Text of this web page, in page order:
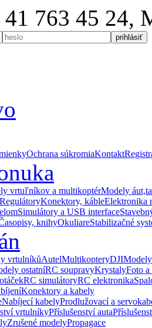
763 45 24,
Ochrana súkromiaKontakt
vrtuľníkov a multikoptérModely
RegulátoryKonektory, kábleElektronika
Simulátory a USB interface
knihyOkuliareStabilizačné
vrtulníkůAutelMultikopteryDJI
ostatníRC soupravyKrystalyFoto
RC simulátoryRC elektronika
Konektory a kabely
Nabíjecí kabelyProdlužovací a
vrtulníkyPříslušenství auta
Zrušené modelyPropagace